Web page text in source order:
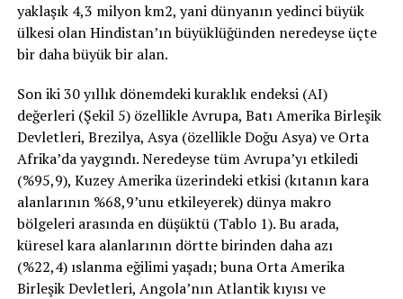
yaklaşık 4,3 milyon km2, yani dünyanın yedinci büyük
ülkesi olan Hindistan’ın büyüklüğünden neredeyse üçte
bir daha büyük bir alan.
Son iki 30 yıllık dönemdeki kuraklık endeksi (AI)
değerleri (Şekil 5) özellikle Avrupa, Batı Amerika Birleşik
Devletleri, Brezilya, Asya (özellikle Doğu Asya) ve Orta
Afrika’da yaygındı. Neredeyse tüm Avrupa’yı etkiledi
(%95,9), Kuzey Amerika üzerindeki etkisi (kıtanın kara
alanlarının %68,9’unu etkileyerek) dünya makro
bölgeleri arasında en düşüktü (Tablo 1). Bu arada,
küresel kara alanlarının dörtte birinden daha azı
(%22,4) ıslanma eğilimi yaşadı; buna Orta Amerika
Birleşik Devletleri, Angola’nın Atlantik kıyısı ve